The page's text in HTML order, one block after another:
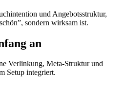
und Angebotsstruktur,
sondern wirksam ist.
an
Verlinkung, Meta-Struktur und
Setup integriert.